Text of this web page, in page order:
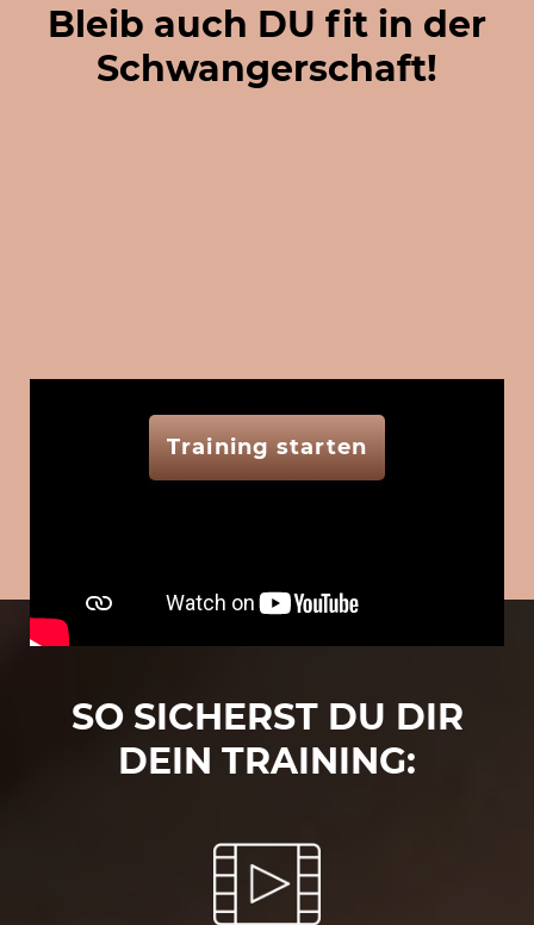
Bleib auch DU fit in der
Schwangerschaft!
Training starten
SO SICHERST DU DIR
DEIN TRAINING: